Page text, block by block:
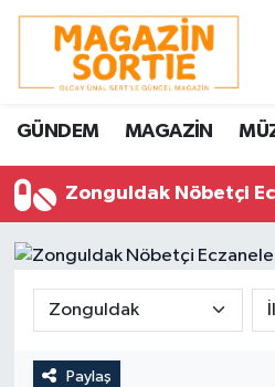
GÜNDEM MAGAZİN
Zonguldak Nöbetçi
Paylaş
Nöbetçi Eczaneler
Hava Durumu
Trafik Durumu
Süper Lig Puan Durumu
Tüm Manşetler
Son Dakika Haberleri